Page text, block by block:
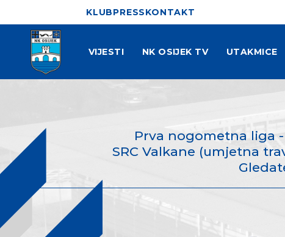
KLUBPRESSKONTAKT
VIJESTI NK OSIJEK TV UTAKMICE
Prva nogometna liga -
SRC Valkane (umjetna